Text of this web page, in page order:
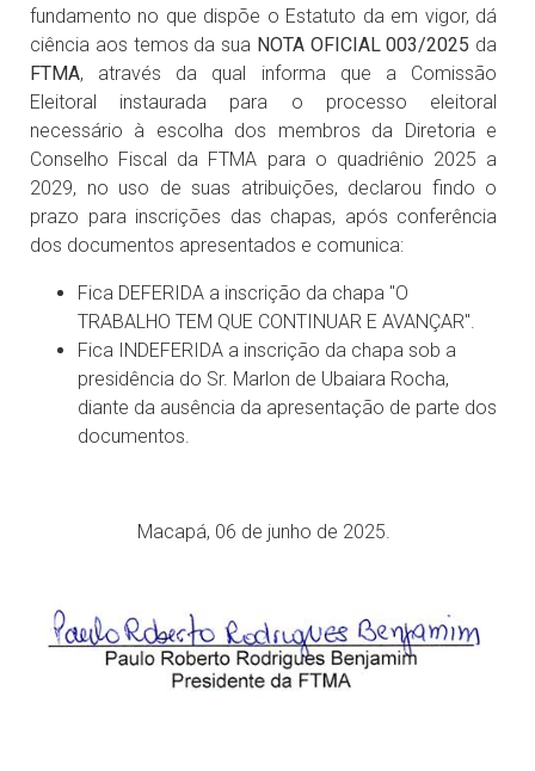
fundamento no que dispõe o Estatuto da em vigor, dá
ciência aos temos da sua NOTA OFICIAL 003/2025 da
FTMA, através da qual informa que a Comissão
Eleitoral instaurada para o processo eleitoral
necessário à escolha dos membros da Diretoria e
Conselho Fiscal da FTMA para o quadriênio 2025 a
2029, no uso de suas atribuições, declarou findo o
prazo para inscrições das chapas, após conferência
dos documentos apresentados e comunica:
Fica DEFERIDA a inscrição da chapa "O
TRABALHO TEM QUE CONTINUAR E AVANÇAR".
Fica INDEFERIDA a inscrição da chapa sob a
presidência do Sr. Marlon de Ubaiara Rocha,
diante da ausência da apresentação de parte dos
documentos.
Macapá, 06 de junho de 2025.